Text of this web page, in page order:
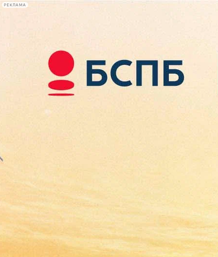
РЕКЛАМА
Сегодня:
2026.08.07
14:30
Афиша Plus
31 июля 2016, воскресенье